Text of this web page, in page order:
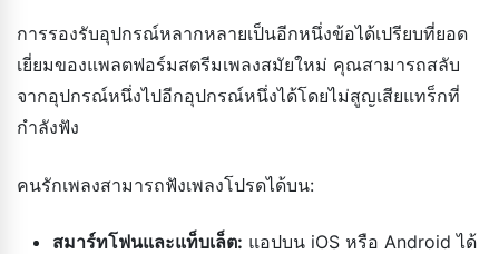
การรองรับอุปกรณ์หลากหลายเป็นอีกหนึ่งข้อได้เปรียบที่ยอด
เยี่ยมของแพลตฟอร์มสตรีมเพลงสมัยใหม่ คุณสามารถสลับ
จากอุปกรณ์หนึ่งไปอีกอุปกรณ์หนึ่งได้โดยไม่สูญเสียแทร็กที่
กำลังฟัง
คนรักเพลงสามารถฟังเพลงโปรดได้บน:
สมาร์ทโฟนและแท็บเล็ต: แอปบน iOS หรือ Android ได้